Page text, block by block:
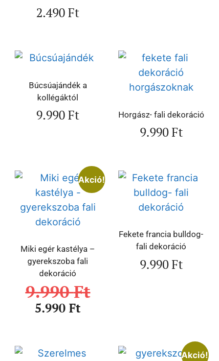
2.490Ft
Búcsúajándék a
kollégáktól
9.990Ft Horgász- fali dekoráció
9.990Ft
Akció!
Miki egér kastélya –
gyerekszoba fali
dekoráció
9.990Ft
5.990Ft
Fekete francia bulldog-
fali dekoráció
9.990Ft
Akció!